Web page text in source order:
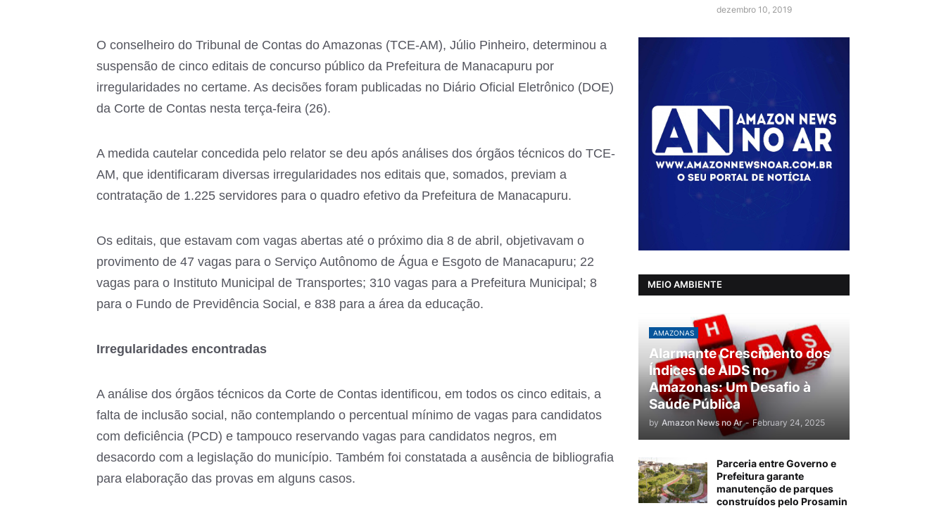
O conselheiro do Tribunal de Contas do Amazonas (TCE-AM), Júlio Pinheiro, determinou a
suspensão de cinco editais de concurso público da Prefeitura de Manacapuru por
irregularidades no certame. As decisões foram publicadas no Diário Oficial Eletrônico (DOE)
da Corte de Contas nesta terça-feira (26).
A medida cautelar concedida pelo relator se deu após análises dos órgãos técnicos do TCE-
AM, que identificaram diversas irregularidades nos editais que, somados, previam a
contratação de 1.225 servidores para o quadro efetivo da Prefeitura de Manacapuru.
Os editais, que estavam com vagas abertas até o próximo dia 8 de abril, objetivavam o
provimento de 47 vagas para o Serviço Autônomo de Água e Esgoto de Manacapuru; 22
vagas para o Instituto Municipal de Transportes; 310 vagas para a Prefeitura Municipal; 8
para o Fundo de Previdência Social, e 838 para a área da educação.
Irregularidades encontradas
A análise dos órgãos técnicos da Corte de Contas identificou, em todos os cinco editais, a
falta de inclusão social, não contemplando o percentual mínimo de vagas para candidatos
com deficiência (PCD) e tampouco reservando vagas para candidatos negros, em
desacordo com a legislação do município. Também foi constatada a ausência de bibliografia
para elaboração das provas em alguns casos.
dezembro 10, 2019
MEIO AMBIENTE
AMAZONAS
Alarmante Crescimento dos
Índices de AIDS no
Amazonas: Um Desafio à
Saúde Pública
by Amazon News no Ar - February 24, 2025
Parceria entre Governo e
Prefeitura garante
manutenção de parques
construídos pelo Prosamin